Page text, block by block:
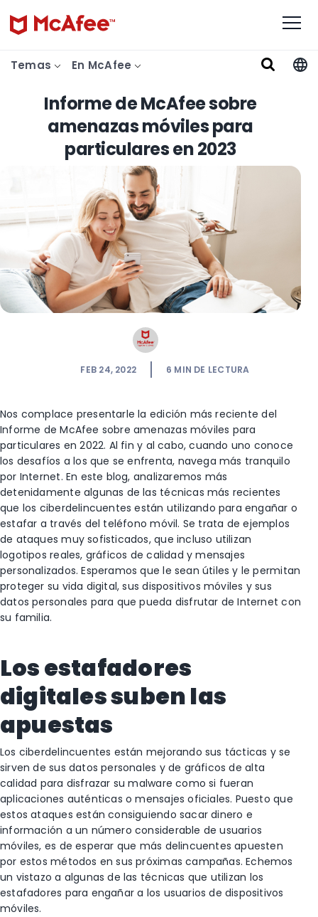
Temas En McAfee
Informe de McAfee sobre
amenazas móviles para
particulares en 2023
FEB 24, 2022 6 MIN DE LECTURA
Nos complace presentarle la edición más reciente del
Informe de McAfee sobre amenazas móviles para
particulares en 2022. Al fin y al cabo, cuando uno conoce
los desafíos a los que se enfrenta, navega más tranquilo
por Internet. En este blog, analizaremos más
detenidamente algunas de las técnicas más recientes
que los ciberdelincuentes están utilizando para engañar o
estafar a través del teléfono móvil. Se trata de ejemplos
de ataques muy sofisticados, que incluso utilizan
logotipos reales, gráficos de calidad y mensajes
personalizados. Esperamos que le sean útiles y le permitan
proteger su vida digital, sus dispositivos móviles y sus
datos personales para que pueda disfrutar de Internet con
su familia.
Los estafadores
digitales suben las
apuestas
Los ciberdelincuentes están mejorando sus tácticas y se
sirven de sus datos personales y de gráficos de alta
calidad para disfrazar su malware como si fueran
aplicaciones auténticas o mensajes oficiales. Puesto que
estos ataques están consiguiendo sacar dinero e
información a un número considerable de usuarios
móviles, es de esperar que más delincuentes apuesten
por estos métodos en sus próximas campañas. Echemos
un vistazo a algunas de las técnicas que utilizan los
estafadores para engañar a los usuarios de dispositivos
móviles.